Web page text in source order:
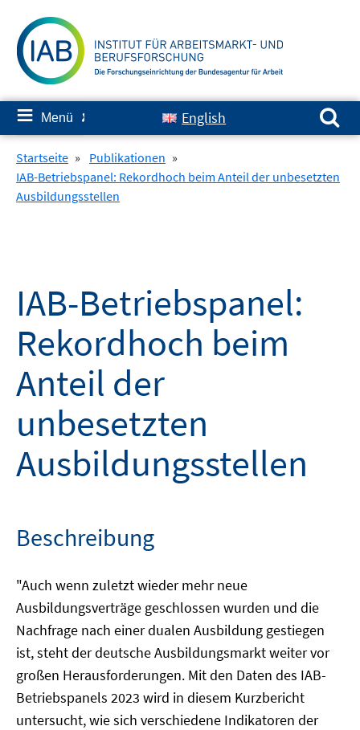
zum
Inhalt
≡ Menü ✘ English
Suchen nach:
Startseite » Publikationen »
IAB-Betriebspanel: Rekordhoch beim Anteil der unbesetzten
Ausbildungsstellen
IAB-Betriebspanel:
Rekordhoch beim
Anteil der
unbesetzten
Ausbildungsstellen
Beschreibung
"Auch wenn zuletzt wieder mehr neue
Ausbildungsverträge geschlossen wurden und die
Nachfrage nach einer dualen Ausbildung gestiegen
ist, steht der deutsche Ausbildungsmarkt weiter vor
großen Herausforderungen. Mit den Daten des IAB-
Betriebspanels 2023 wird in diesem Kurzbericht
untersucht, wie sich verschiedene Indikatoren der